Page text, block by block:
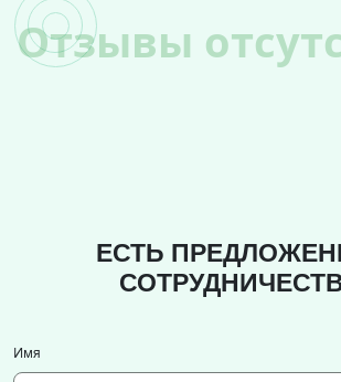
Отзывы
ЕСТЬ
Имя